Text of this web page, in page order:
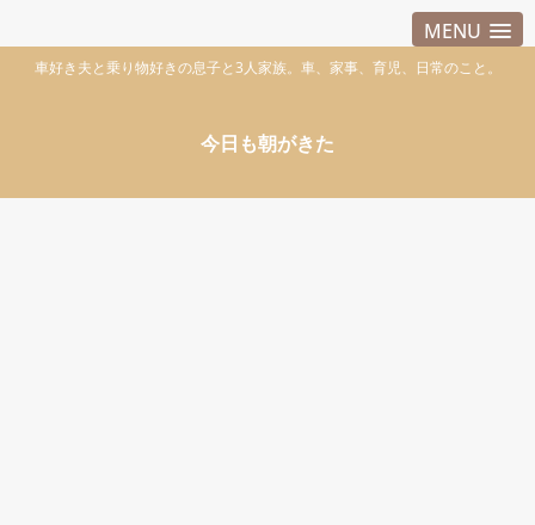
MENU
車好き夫と乗り物好きの息子と3人家族。車、家事、育児、日常のこと。
今日も朝がきた